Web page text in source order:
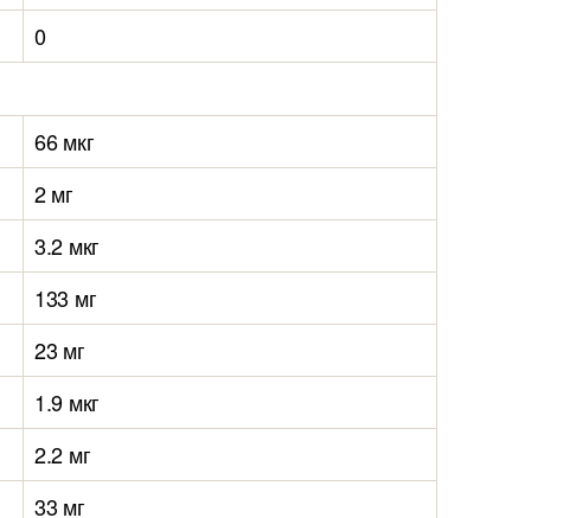
0
66 мкг
2 мг
3.2 мкг
133 мг
23 мг
1.9 мкг
2.2 мг
33 мг